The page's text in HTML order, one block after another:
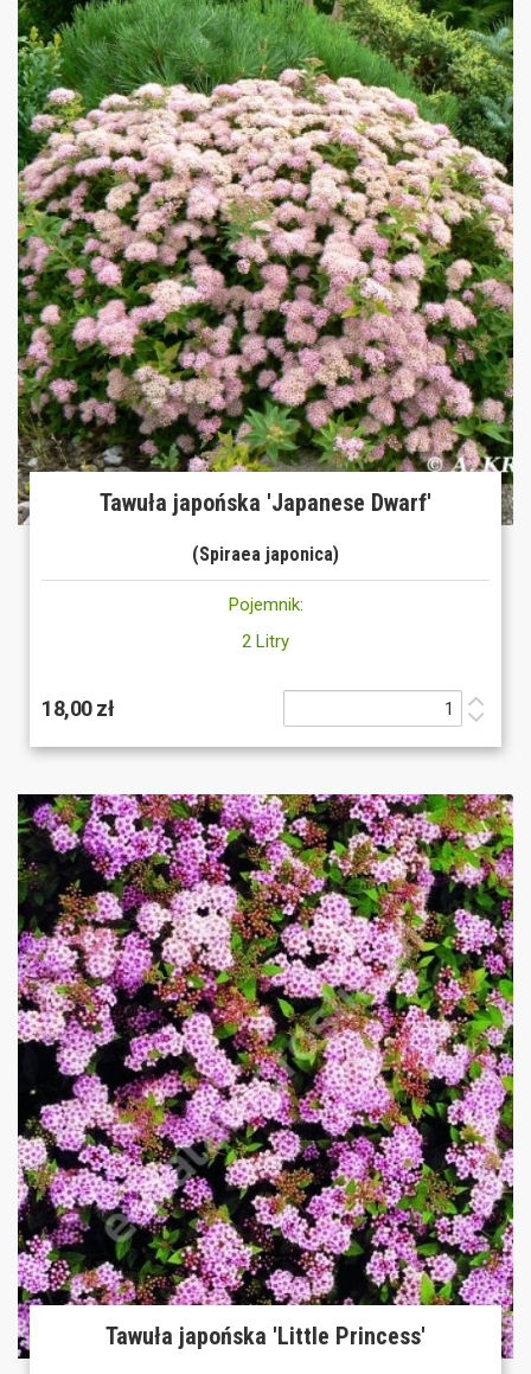
Tawuła japońska 'Japanese Dwarf'
(Spiraea japonica)
Pojemnik:
2 Litry
18,00 zł
Tawuła japońska 'Little Princess'